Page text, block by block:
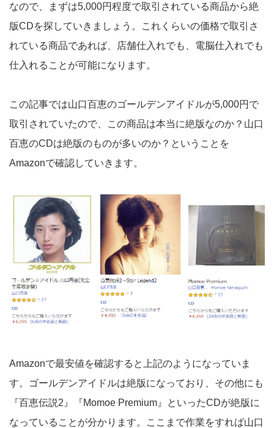
なので、まずは5,000円程度で取引されている商品から絶
版CDを探していきましょう。これくらいの価格で取引さ
れている商品であれば、店舗仕入れでも、電脳仕入れでも
仕入れることが可能になります。
この記事では山口百恵のゴールデンアイドルが5,000円で
取引されていたので、この商品は本当に絶版なのか？山口
百恵のCDは絶版のものが多いのか？ということを
Amazonで確認していきます。
Amazonで最安値を確認すると上記のようになっていま
す。ゴールデンアイドルは絶版になっており、その他にも
『百恵伝説2』『Momoe Premium』といったCDが絶版に
なっていることが分かります。ここまで作業をすれば山口